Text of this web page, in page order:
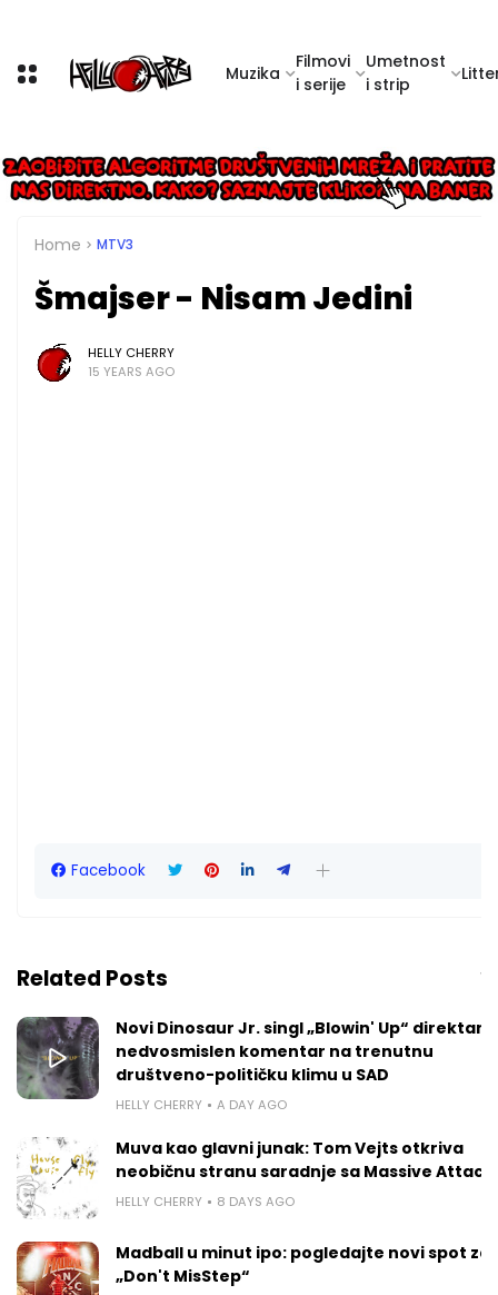
Muzika
Filmovi
i serije
Umetnost
i strip
Home MTV3
Šmajser - Nisam Jedini
HELLY CHERRY
15 YEARS AGO
Facebook
Related Posts
Novi Dinosaur Jr. singl „Blowin' Up“ direktan
nedvosmislen komentar na trenutnu
društveno-političku klimu u SAD
HELLY CHERRY A DAY AGO
Muva kao glavni junak: Tom Vejts otkriva
neobičnu stranu saradnje sa Massive Attack
HELLY CHERRY 8 DAYS AGO
Madball u minut ipo: pogledajte novi spot za
„Don't MisStep“